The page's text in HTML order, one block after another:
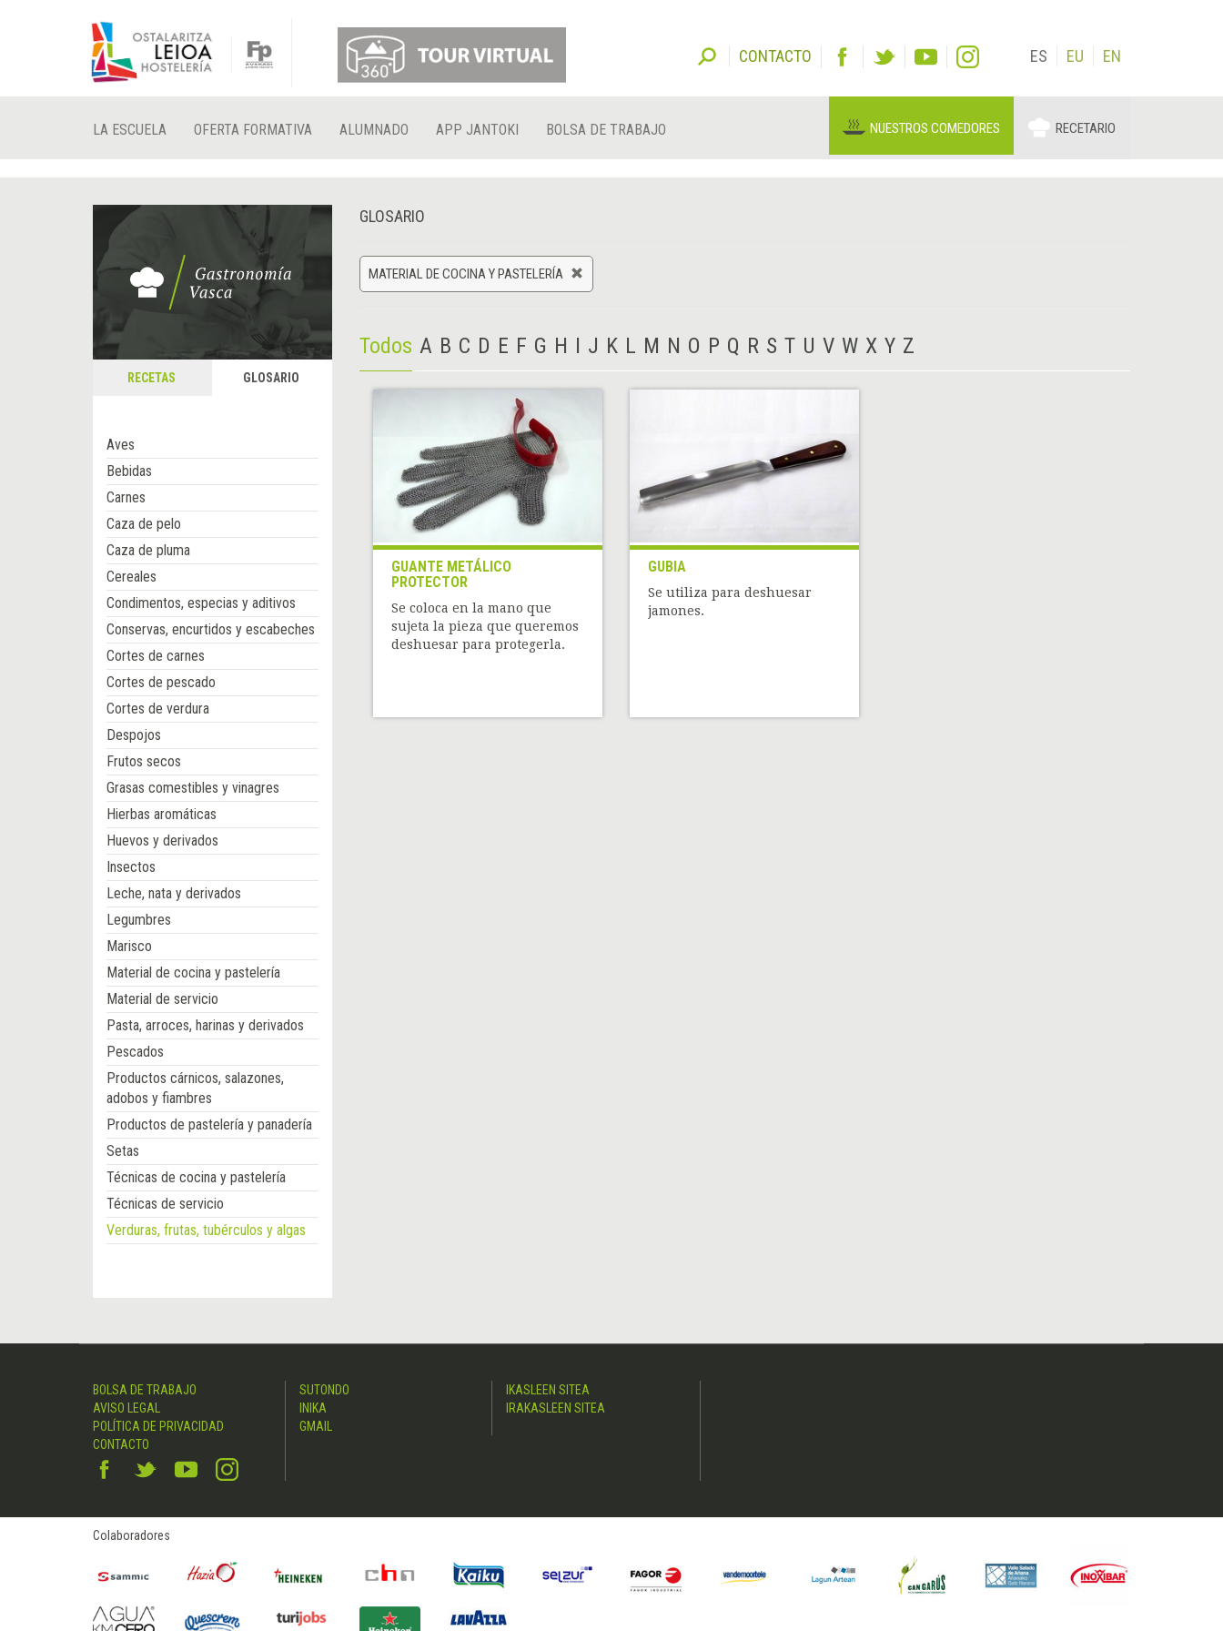
CONTACTO ES EU EN
LA ESCUELA OFERTA FORMATIVA ALUMNADO APP JANTOKI BOLSA DE TRABAJO NUESTROS COMEDORES RECETARIO
RECETAS GLOSARIO
Aves
Bebidas
Carnes
Caza de pelo
Caza de pluma
Cereales
Condimentos, especias y aditivos
Conservas, encurtidos y escabeches
Cortes de carnes
Cortes de pescado
Cortes de verdura
Despojos
Frutos secos
Grasas comestibles y vinagres
Hierbas aromáticas
Huevos y derivados
Insectos
Leche, nata y derivados
Legumbres
Marisco
Material de cocina y pastelería
Material de servicio
Pasta, arroces, harinas y derivados
Pescados
Productos cárnicos, salazones,
adobos y fiambres
Productos de pastelería y panadería
Setas
Técnicas de cocina y pastelería
Técnicas de servicio
Verduras, frutas, tubérculos y algas
GLOSARIO
MATERIAL DE COCINA Y PASTELERÍA
Todos A B C D E F G H I J K L M N O P Q R S T U V W X Y Z
GUANTE METÁLICO
PROTECTOR
Se coloca en la mano que
sujeta la pieza que queremos
deshuesar para protegerla.
GUBIA
Se utiliza para deshuesar
jamones.
BOLSA DE TRABAJO
AVISO LEGAL
POLÍTICA DE PRIVACIDAD
CONTACTO
SUTONDO
INIKA
GMAIL
IKASLEEN SITEA
IRAKASLEEN SITEA
Colaboradores